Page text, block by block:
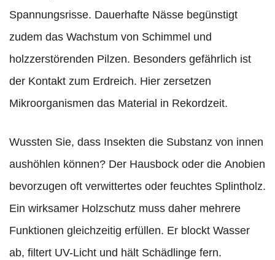
Spannungsrisse. Dauerhafte Nässe begünstigt
zudem das Wachstum von Schimmel und
holzzerstörenden Pilzen. Besonders gefährlich ist
der Kontakt zum Erdreich. Hier zersetzen
Mikroorganismen das Material in Rekordzeit.
Wussten Sie, dass Insekten die Substanz von innen
aushöhlen können? Der Hausbock oder die Anobien
bevorzugen oft verwittertes oder feuchtes Splintholz.
Ein wirksamer Holzschutz muss daher mehrere
Funktionen gleichzeitig erfüllen. Er blockt Wasser
ab, filtert UV-Licht und hält Schädlinge fern.